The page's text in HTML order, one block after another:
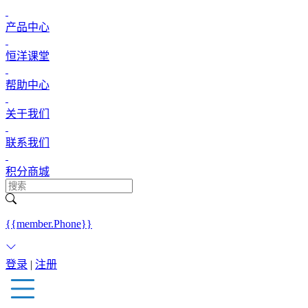
产品中心
恒洋课堂
帮助中心
关于我们
联系我们
积分商城
{{member.Phone}}
登录 | 注册